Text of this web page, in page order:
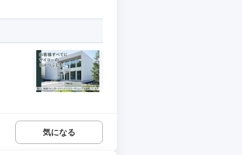
気になる